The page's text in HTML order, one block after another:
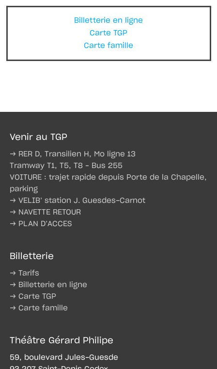
Billetterie en ligne
Carte TGP
Carte famille
Venir au TGP
→ RER D, Transilien H, Mo ligne 13
Tramway T1, T5, T8 – Bus 255
VOITURE : trajet rapide depuis Porte de la Chapelle,
parking
→ VELIB’ station J. Guesdes-Carnot
→ NAVETTE RETOUR
→ PLAN D’ACCES
Billetterie
→ Tarifs
→ Billetterie en ligne
→ Carte TGP
→ Carte famille
Théâtre Gérard Philipe
59, boulevard Jules-Guesde